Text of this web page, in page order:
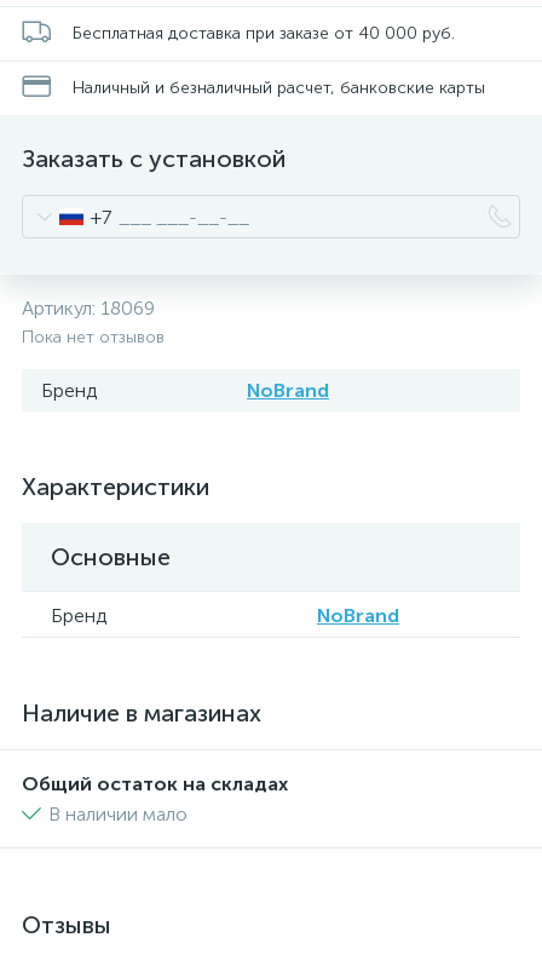
Бесплатная доставка при заказе от 40 000 руб.
Наличный и безналичный расчет, банковские карты
Заказать с установкой
+7
Артикул: 18069
Пока нет отзывов
Бренд NoBrand
Характеристики
Основные
Бренд NoBrand
Наличие в магазинах
Общий остаток на складах
В наличии мало
Отзывы